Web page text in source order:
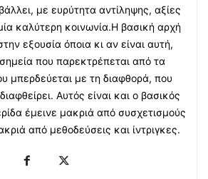
με ευρύτητα αντίληψης, αξίες
καλύτερη κοινωνία.Η βασική αρχή
εξουσία όποια κι αν είναι αυτή,
σημεία που παρεκτρέπεται από τα
μπερδεύεται με τη διαφθορά, που
Αυτός είναι και ο βασικός
έμεινε μακριά από συσχετισμούς
από μεθοδεύσεις και ίντριγκες.